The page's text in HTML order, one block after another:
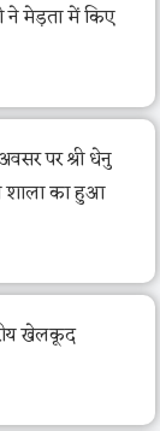
ने मेड़ता में किए
पर श्री धेनु
शाला का हुआ
खेलकूद